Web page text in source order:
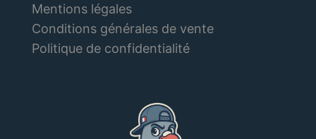
Mentions légales
Conditions générales de vente
Politique de confidentialité